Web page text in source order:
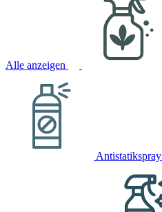
Alle anzeigen
Antistatikspray